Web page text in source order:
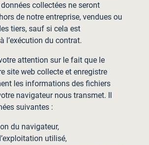
collectées ne seront
de notre entreprise, vendues ou
tiers, sauf si cela est
l’exécution du contrat.
attention sur le fait que le
site web collecte et enregistre
les informations des fichiers
navigateur nous transmet. Il
suivantes :
du navigateur,
utilisé,